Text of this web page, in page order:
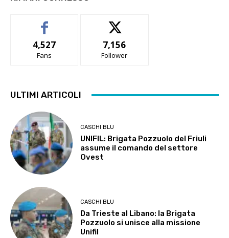
4,527
Fans
7,156
Follower
ULTIMI ARTICOLI
CASCHI BLU
UNIFIL: Brigata Pozzuolo del Friuli
assume il comando del settore
Ovest
CASCHI BLU
Da Trieste al Libano: la Brigata
Pozzuolo si unisce alla missione
Unifil